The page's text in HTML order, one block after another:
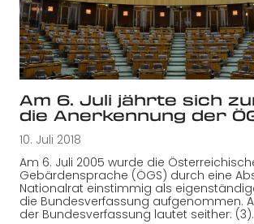
Am 6. Juli jährte sich
die Anerkennung der
10. Juli 2018
Am 6. Juli 2005 wurde die
Gebärdensprache (ÖGS) durch eine
Nationalrat einstimmig als
die Bundesverfassung aufgenommen.
der Bundesverfassung lautet seither: